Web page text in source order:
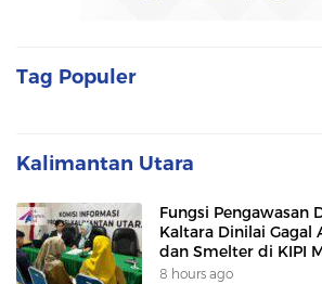
Tag Populer
Kalimantan Utara
Fungsi Pengawasan
Kaltara Dinilai Gagal
dan Smelter di KIPI
8 hours ago